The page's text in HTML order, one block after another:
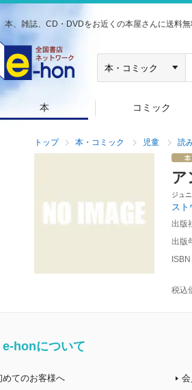
本、雑誌、CD・DVDをお近くの本屋さんに送料無
本 コミック
トップ 本・コミック 児童 読
ア
ジュ
ス
出版
出版
税込
e-honについて
めてのお客様へ